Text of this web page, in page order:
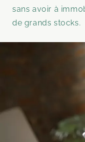
sans avoir à
de grands stocks.